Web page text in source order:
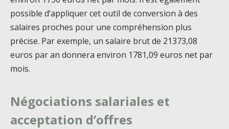
possible d’appliquer cet outil de conversion à des
salaires proches pour une compréhension plus
précise. Par exemple, un salaire brut de 21373,08
euros par an donnera environ 1781,09 euros net par
mois.
Négociations salariales et
acceptation d’offres